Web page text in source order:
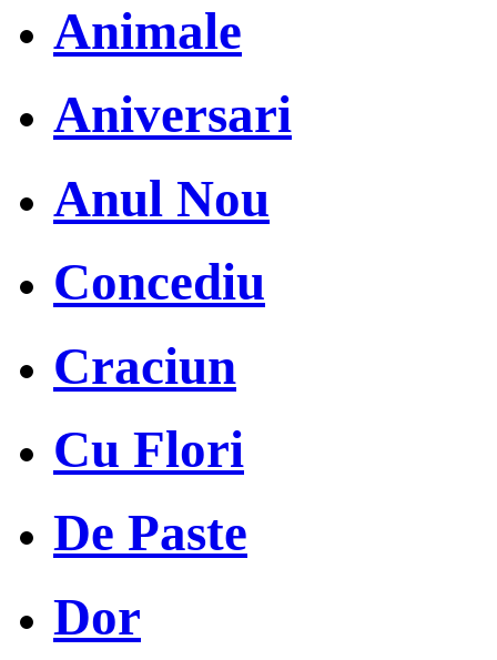
Animale
Aniversari
Anul Nou
Concediu
Craciun
Cu Flori
De Paste
Dor